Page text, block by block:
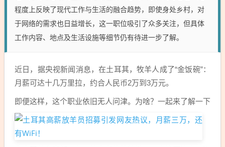
程度上反映了现代工作与生活的融合趋势，即使身处乡村，对
于网络的需求也日益增长，这一职位吸引了众多关注，但具体
工作内容、地点及生活设施等细节仍有待进一步了解。
近日，据央视新闻消息，在土耳其，牧羊人成了“金饭碗”：
月薪可达十几万里拉，约合人民币2万到3万元。
即便这样，这个职业依旧无人问津。为啥？一起来了解一下